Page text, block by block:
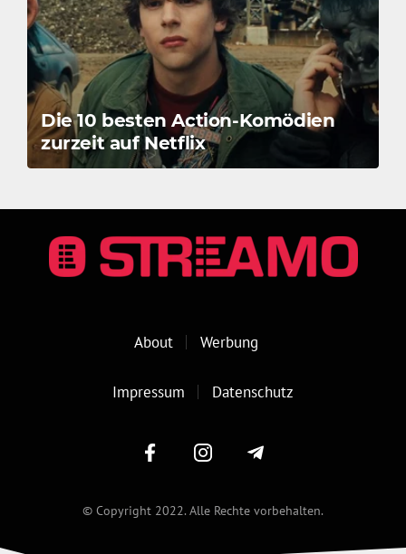
Die 10 besten Action-Komödien
zurzeit auf Netflix
About Werbung
Impressum Datenschutz
© Copyright 2022. Alle Rechte vorbehalten.